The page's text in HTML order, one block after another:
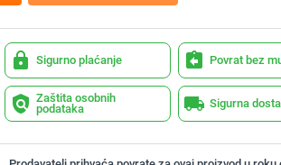
lock Sigurno plaćanje assignment_return Povrat bez
policy Zaštita osobnih
podataka
local_shipping Sigurna